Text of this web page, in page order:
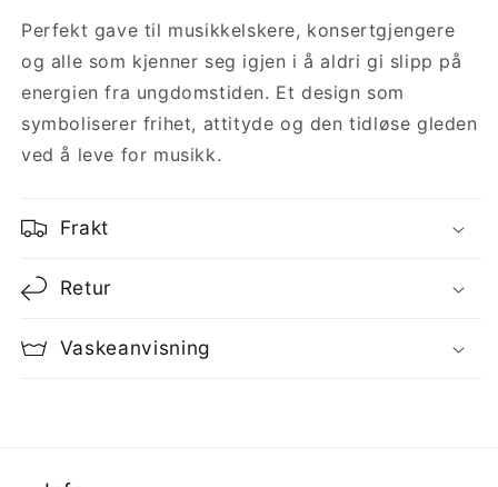
Perfekt gave til musikkelskere, konsertgjengere
og alle som kjenner seg igjen i å aldri gi slipp på
energien fra ungdomstiden. Et design som
symboliserer frihet, attityde og den tidløse gleden
ved å leve for musikk.
Frakt
Retur
Vaskeanvisning